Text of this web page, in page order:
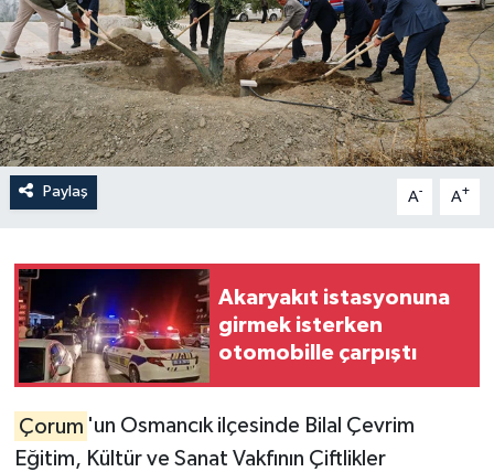
Paylaş A- A+
Akaryakıt istasyonuna
girmek isterken
otomobille çarpıştı
Çorum 'un Osmancık ilçesinde Bilal Çevrim
Eğitim, Kültür ve Sanat Vakfının Çiftlikler
OTOPARK
TEKNOLOJİ